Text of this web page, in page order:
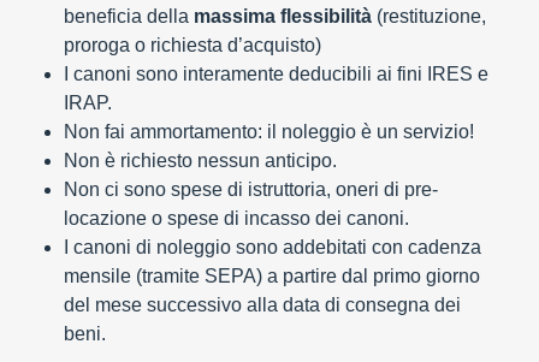
beneficia della massima flessibilità (restituzione,
proroga o richiesta d’acquisto)
I canoni sono interamente deducibili ai fini IRES e
IRAP.
Non fai ammortamento: il noleggio è un servizio!
Non è richiesto nessun anticipo.
Non ci sono spese di istruttoria, oneri di pre-
locazione o spese di incasso dei canoni.
I canoni di noleggio sono addebitati con cadenza
mensile (tramite SEPA) a partire dal primo giorno
del mese successivo alla data di consegna dei
beni.